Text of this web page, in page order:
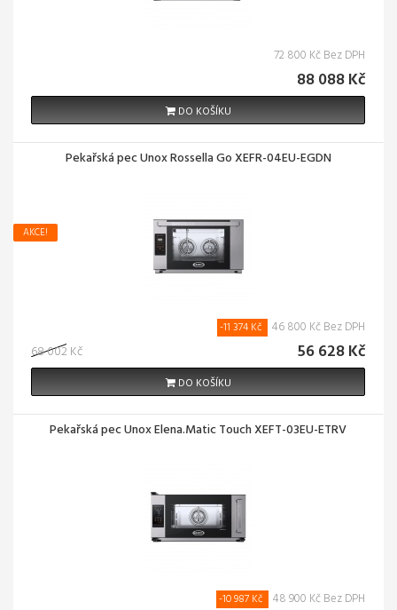
72 800 Kč Bez DPH
88 088 Kč
DO KOŠÍKU
Pekařská pec Unox Rossella Go XEFR-04EU-EGDN
AKCE!
68 002 Kč
-11 374 Kč 46 800 Kč Bez DPH
56 628 Kč
DO KOŠÍKU
Pekařská pec Unox Elena.Matic Touch XEFT-03EU-ETRV
-10 987 Kč 48 900 Kč Bez DPH